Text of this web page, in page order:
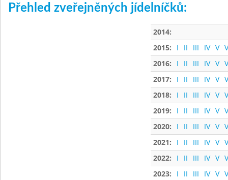
Přehled zveřejněných jídelníčků:
2014:
2015:
I II III IV V
2016:
I II III IV V
2017:
I II III IV V
2018:
I II III IV V
2019:
I II III IV V
2020:
I II III IV V
2021:
I II III IV V
2022:
I II III IV V
2023:
I II III IV V